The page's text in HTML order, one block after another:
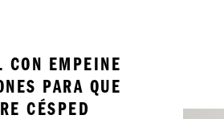
CON EMPEINE
PARA QUE
CÉSPED